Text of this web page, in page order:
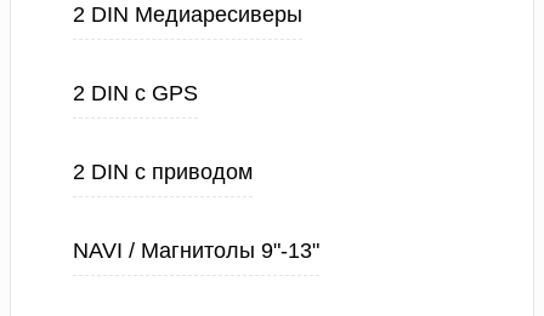
2 DIN Медиаресиверы
2 DIN с GPS
2 DIN с приводом
NAVI / Магнитолы 9"-13"